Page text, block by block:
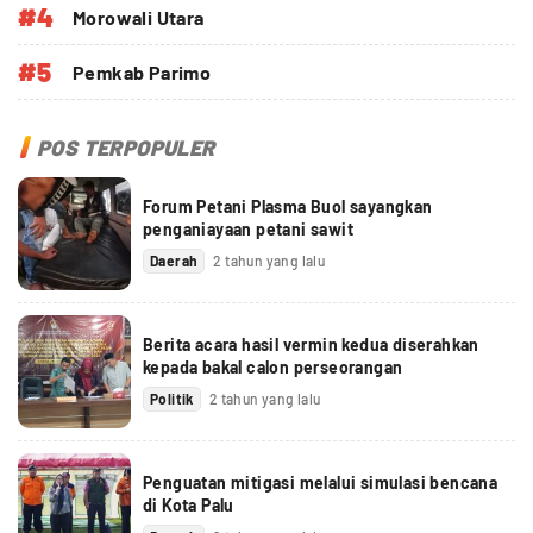
#4 Morowali Utara
#5 Pemkab Parimo
POS TERPOPULER
Forum Petani Plasma Buol sayangkan
penganiayaan petani sawit
Daerah 2 tahun yang lalu
Berita acara hasil vermin kedua diserahkan
kepada bakal calon perseorangan
Politik 2 tahun yang lalu
Penguatan mitigasi melalui simulasi bencana
di Kota Palu